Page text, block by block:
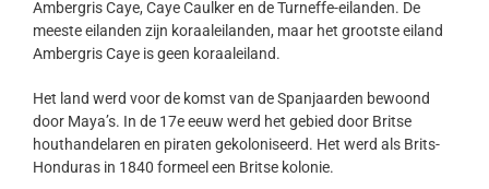
Ambergris Caye, Caye Caulker en de Turneffe-eilanden. De
meeste eilanden zijn koraaleilanden, maar het grootste eiland
Ambergris Caye is geen koraaleiland.
Het land werd voor de komst van de Spanjaarden bewoond
door Maya’s. In de 17e eeuw werd het gebied door Britse
houthandelaren en piraten gekoloniseerd. Het werd als Brits-
Honduras in 1840 formeel een Britse kolonie.